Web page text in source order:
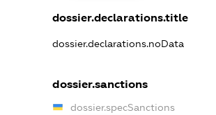
dossier.declarations.title
dossier.declarations.noData
dossier.sanctions
dossier.specSanctions